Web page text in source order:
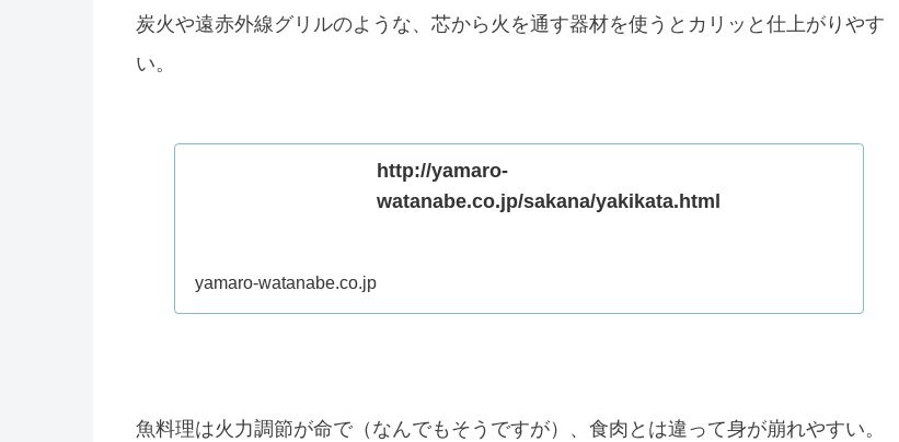
炭火や遠赤外線グリルのような、芯から火を通す器材を使うとカリッと仕上がりやす
い。
http://yamaro-
watanabe.co.jp/sakana/yakikata.html
yamaro-watanabe.co.jp
魚料理は火力調節が命で（なんでもそうですが）、食肉とは違って身が崩れやすい。